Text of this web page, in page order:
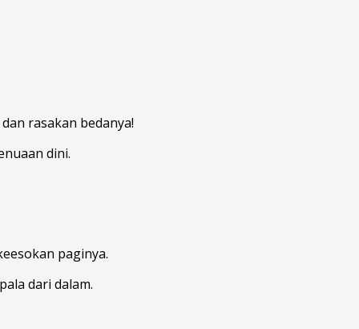
rasakan bedanya!
dini.
paginya.
dari dalam.